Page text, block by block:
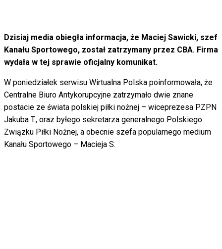
Dzisiaj media obiegła informacja, że Maciej Sawicki, szef
Kanału Sportowego, został zatrzymany przez CBA. Firma
wydała w tej sprawie oficjalny komunikat.
W poniedziałek serwisu Wirtualna Polska poinformowała, że
Centralne Biuro Antykorupcyjne zatrzymało dwie znane
postacie ze świata polskiej piłki nożnej – wiceprezesa PZPN
Jakuba T., oraz byłego sekretarza generalnego Polskiego
Związku Piłki Nożnej, a obecnie szefa popularnego medium
Kanału Sportowego – Macieja S.